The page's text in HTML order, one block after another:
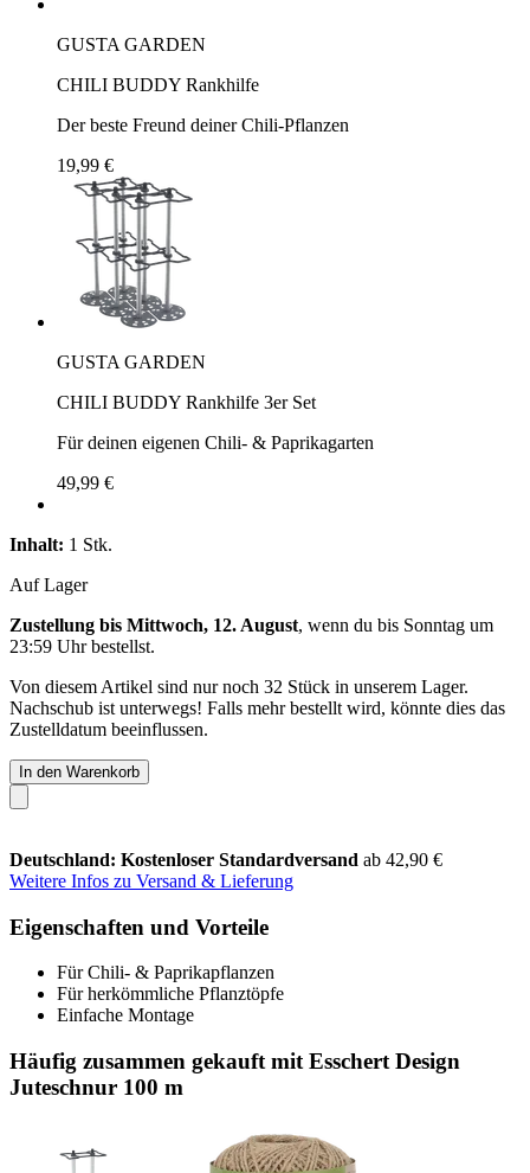
GUSTA GARDEN
CHILI BUDDY Rankhilfe
Der beste Freund deiner Chili-Pflanzen
19,99 €
GUSTA GARDEN
CHILI BUDDY Rankhilfe 3er Set
Für deinen eigenen Chili- & Paprikagarten
49,99 €
Inhalt: 1 Stk.
Auf Lager
Zustellung bis Mittwoch, 12. August, wenn du bis Sonntag um
23:59 Uhrbestellst.
Von diesem Artikel sind nur noch 32 Stück in unserem Lager.
Nachschub ist unterwegs! Falls mehr bestellt wird, könnte dies das
Zustelldatum beeinflussen.
In den Warenkorb
Deutschland: Kostenloser Standardversand ab 42,90 €
Weitere Infos zu Versand & Lieferung
Eigenschaften und Vorteile
Für Chili- & Paprikapflanzen
Für herkömmliche Pflanztöpfe
Einfache Montage
Häufig zusammen gekauft mit Esschert Design
Juteschnur 100 m